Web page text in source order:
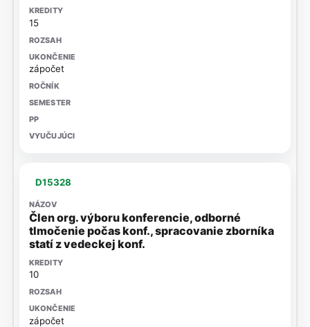
15
zápočet
D15328
Člen org. výboru konferencie, odborné
tlmočenie počas konf., spracovanie zborníka
statí z vedeckej konf.
10
zápočet